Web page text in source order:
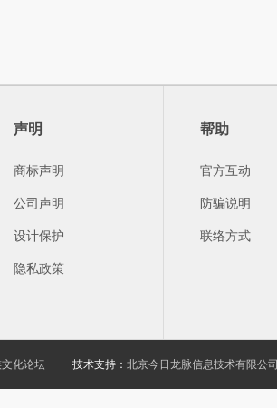
声明
商标声明
公司声明
设计保护
隐私政策
帮助
官方互动
防骗说明
联络方式
化论坛 技术支持： 北京今日龙脉信息技术有限公司